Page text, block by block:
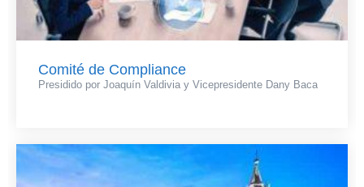
Comité de Compliance
Presidido por Joaquín Valdivia y Vicepresidente Dany Baca